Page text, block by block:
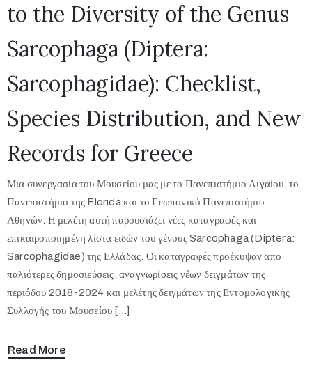
to the Diversity of the Genus
Sarcophaga (Diptera:
Sarcophagidae): Checklist,
Species Distribution, and New
Records for Greece
Μια συνεργασία του Μουσείου μας με το Πανεπιστήμιο Αιγαίου, το
Πανεπιστήμιο της Florida και το Γεωπονικό Πανεπιστήμιο
Αθηνών. Η μελέτη αυτή παρουσιάζει νέες καταγραφές και
επικαιροποιημένη λίστα ειδών του γένους Sarcophaga (Diptera:
Sarcophagidae) της Ελλάδας. Οι καταγραφές προέκυψαν απο
παλιότερες δημοσιεύσεις, αναγνωρίσεις νέων δειγμάτων της
περιόδου 2018-2024 και μελέτης δειγμάτων της Εντομολογικής
Συλλογής του Μουσείου […]
Read More